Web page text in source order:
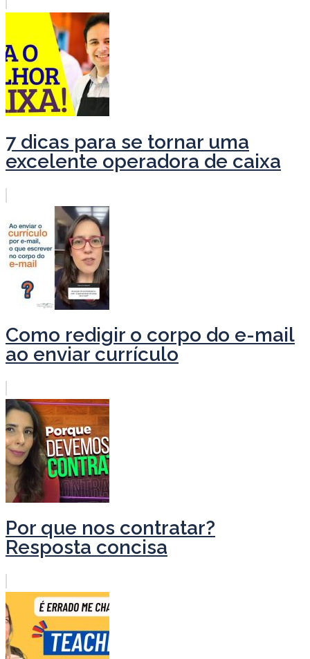
7 dicas para se tornar uma
excelente operadora de caixa
Como redigir o corpo do e-mail
ao enviar currículo
Por que nos contratar?
Resposta concisa